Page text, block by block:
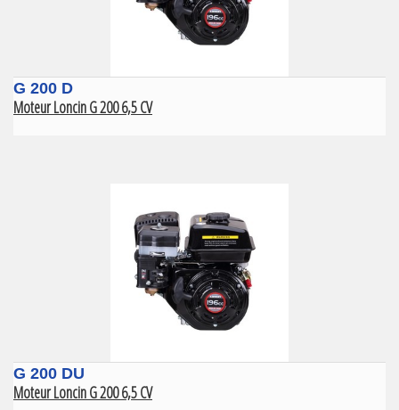
G 200 D
Moteur Loncin G 200 6,5 CV
G 200 DU
Moteur Loncin G 200 6,5 CV